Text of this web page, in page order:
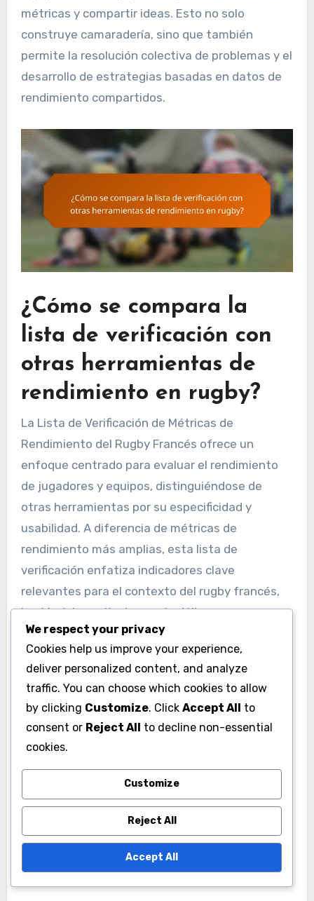
métricas y compartir ideas. Esto no solo
construye camaradería, sino que también
permite la resolución colectiva de problemas y el
desarrollo de estrategias basadas en datos de
rendimiento compartidos.
¿Cómo se compara la
lista de verificación con
otras herramientas de
rendimiento en rugby?
La Lista de Verificación de Métricas de
Rendimiento del Rugby Francés ofrece un
enfoque centrado para evaluar el rendimiento
de jugadores y equipos, distinguiéndose de
otras herramientas por su especificidad y
usabilidad. A diferencia de métricas de
rendimiento más amplias, esta lista de
verificación enfatiza indicadores clave
relevantes para el contexto del rugby francés,
haciéndola particularmente útil para
entrenadores y analistas en Francia.
Especificidad de las
métricas
La lista de verificación incluye métricas
adaptadas a los aspectos únicos del rugby
francés, como la disciplina táctica y el
permite a los entrenadores evaluar el
rendimiento en áreas que son críticas para el
éxito en la liga francesa y competiciones
We respect your privacy
Cookies help us improve your experience,
deliver personalized content, and analyze
traffic. You can choose which cookies to allow
by clicking Customize. Click Accept All to
consent or Reject All to decline non-essential
cookies.
Customize
Reject All
Accept All